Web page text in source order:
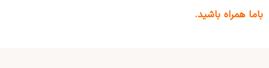
باما همراه باشید.